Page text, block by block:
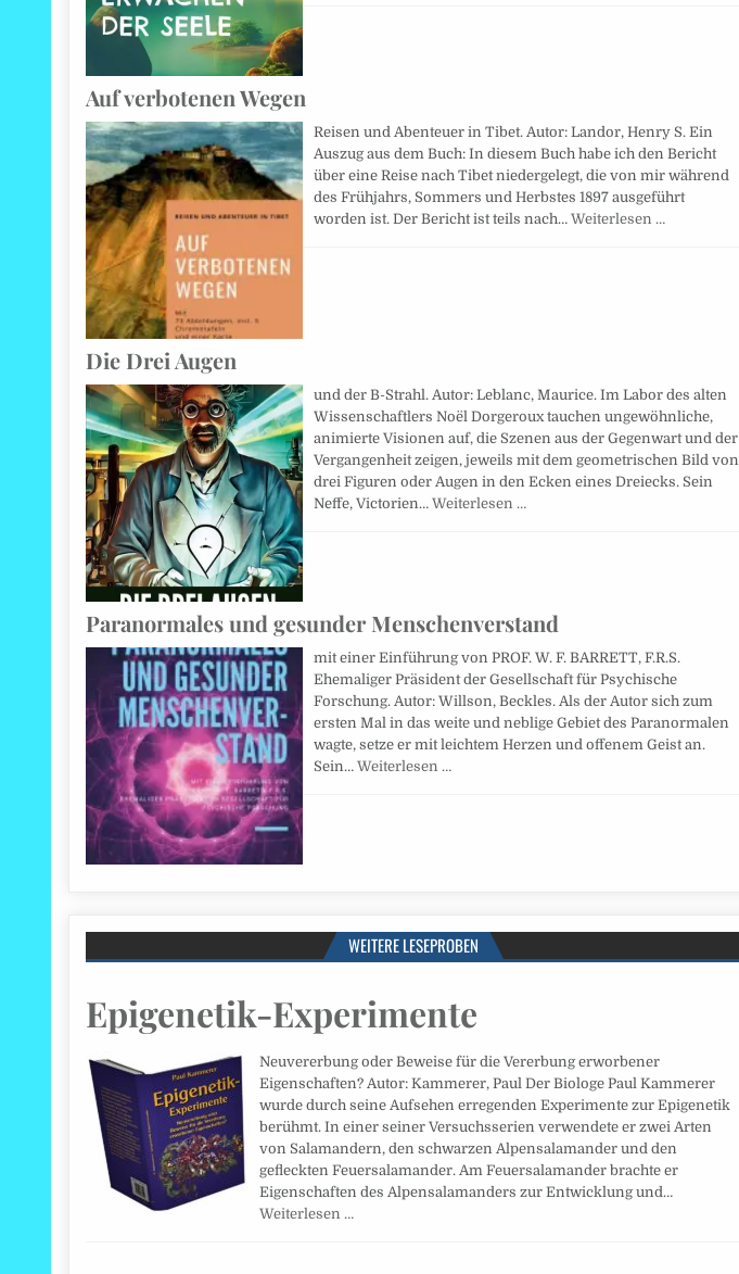
Auf verbotenen Wegen
Reisen und Abenteuer in Tibet. Autor: Landor, Henry S. Ein
Auszug aus dem Buch: In diesem Buch habe ich den Bericht
über eine Reise nach Tibet niedergelegt, die von mir während
des Frühjahrs, Sommers und Herbstes 1897 ausgeführt
worden ist. Der Bericht ist teils nach…Weiterlesen …
Die Drei Augen
und der B-Strahl. Autor: Leblanc, Maurice. Im Labor des alten
Wissenschaftlers Noël Dorgeroux tauchen ungewöhnliche,
animierte Visionen auf, die Szenen aus der Gegenwart und der
Vergangenheit zeigen, jeweils mit dem geometrischen Bild von
drei Figuren oder Augen in den Ecken eines Dreiecks. Sein
Neffe, Victorien…Weiterlesen …
Paranormales und gesunder Menschenverstand
mit einer Einführung von PROF. W. F. BARRETT, F.R.S.
Ehemaliger Präsident der Gesellschaft für Psychische
Forschung. Autor: Willson, Beckles. Als der Autor sich zum
ersten Mal in das weite und neblige Gebiet des Paranormalen
wagte, setze er mit leichtem Herzen und offenem Geist an.
Sein…Weiterlesen …
WEITERE LESEPROBEN
Epigenetik-Experimente
Neuvererbung oder Beweise für die Vererbung erworbener
Eigenschaften? Autor: Kammerer, Paul Der Biologe Paul Kammerer
wurde durch seine Aufsehen erregenden Experimente zur Epigenetik
berühmt. In einer seiner Versuchsserien verwendete er zwei Arten
von Salamandern, den schwarzen Alpensalamander und den
gefleckten Feuersalamander. Am Feuersalamander brachte er
Eigenschaften des Alpensalamanders zur Entwicklung und…
Weiterlesen …